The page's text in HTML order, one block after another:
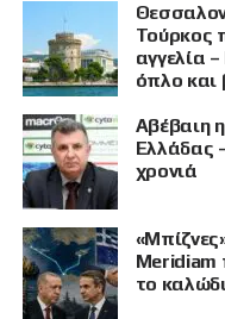
Τούρκος
αγγελία
όπλο και
Αβέβαιη
Ελλάδας
χρονιά
Meridiam
το